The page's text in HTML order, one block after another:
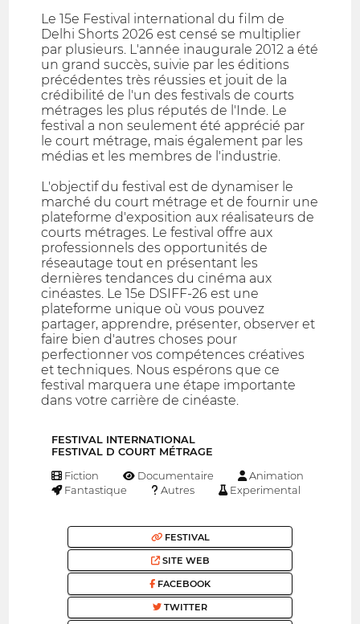
Le 15e Festival international du film de
Delhi Shorts 2026 est censé se multiplier
par plusieurs. L'année inaugurale 2012 a été
un grand succès, suivie par les éditions
précédentes très réussies et jouit de la
crédibilité de l'un des festivals de courts
métrages les plus réputés de l'Inde. Le
festival a non seulement été apprécié par
le court métrage, mais également par les
médias et les membres de l'industrie.
L'objectif du festival est de dynamiser le
marché du court métrage et de fournir une
plateforme d'exposition aux réalisateurs de
courts métrages. Le festival offre aux
professionnels des opportunités de
réseautage tout en présentant les
dernières tendances du cinéma aux
cinéastes. Le 15e DSIFF-26 est une
plateforme unique où vous pouvez
partager, apprendre, présenter, observer et
faire bien d'autres choses pour
perfectionner vos compétences créatives
et techniques. Nous espérons que ce
festival marquera une étape importante
dans votre carrière de cinéaste.
FESTIVAL INTERNATIONAL
FESTIVAL D COURT MÉTRAGE
Fiction Documentaire
Animation
Fantastique
Autres Experimental
FESTIVAL
SITE WEB
FACEBOOK
TWITTER